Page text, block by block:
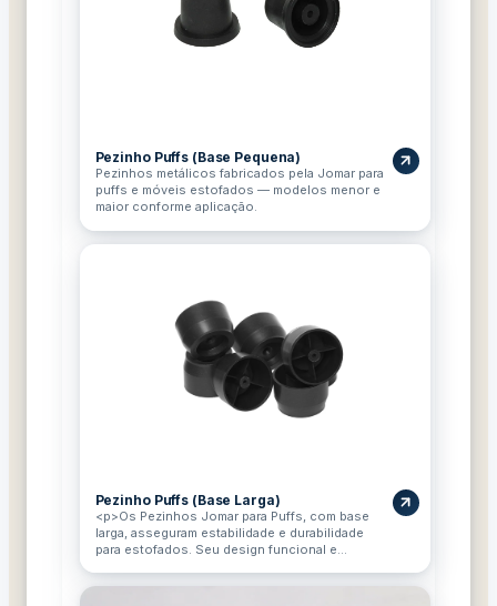
Pezinho Puffs (Base Pequena)
Pezinhos metálicos fabricados pela Jomar para
puffs e móveis estofados — modelos menor e
maior conforme aplicação.
Pezinho Puffs (Base Larga)
<p>Os Pezinhos Jomar para Puffs, com base
larga, asseguram estabilidade e durabilidade
para estofados. Seu design funcional e